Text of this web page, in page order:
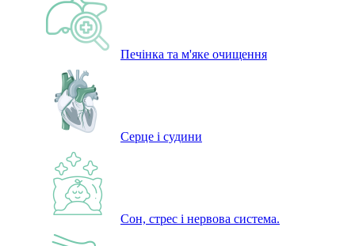
Печінка та м'яке очищення
Серце і судини
Сон, стрес і нервова система.